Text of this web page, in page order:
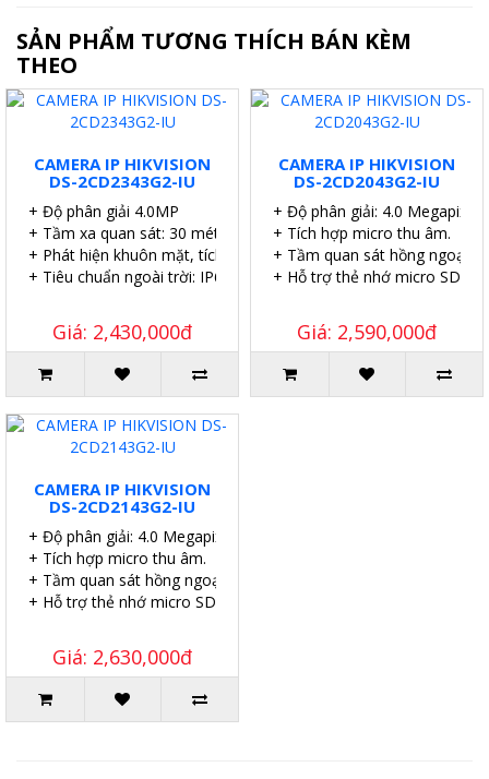
SẢN PHẨM TƯƠNG THÍCH BÁN KÈM
THEO
CAMERA IP HIKVISION
DS-2CD2343G2-IU
+ Độ phân giải 4.0MP
+ Tầm xa quan sát: 30 mét.
+ Phát hiện khuôn mặt, tích hợp micro.
+ Tiêu chuẩn ngoài trời: IP67.
Giá: 2,430,000đ
CAMERA IP HIKVISION
DS-2CD2043G2-IU
+ Độ phân giải: 4.0 Megapixel.
+ Tích hợp micro thu âm.
+ Tầm quan sát hồng ngoại:
+ Hỗ trợ thẻ nhớ micro SD
Giá: 2,590,000đ
CAMERA IP HIKVISION
DS-2CD2143G2-IU
+ Độ phân giải: 4.0 Megapixel.
+ Tích hợp micro thu âm.
+ Tầm quan sát hồng ngoại: 40 mét.
+ Hỗ trợ thẻ nhớ micro SD 256GB.
Giá: 2,630,000đ